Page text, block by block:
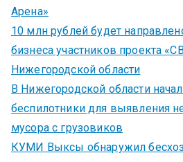
Арена»
10 млн рублей будет
бизнеса участников проекта
Нижегородской области
В Нижегородской области
беспилотники для выявления
мусора с грузовиков
КУМИ Выксы обнаружил